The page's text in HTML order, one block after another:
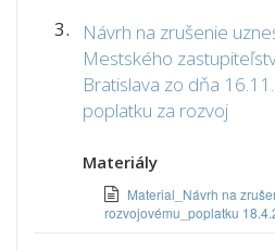
3.
Návrh na zrušenie
Mestského
Bratislava zo dňa
poplatku za rozvoj
Materiály
Material_Návrh na
rozvojovému_poplatku